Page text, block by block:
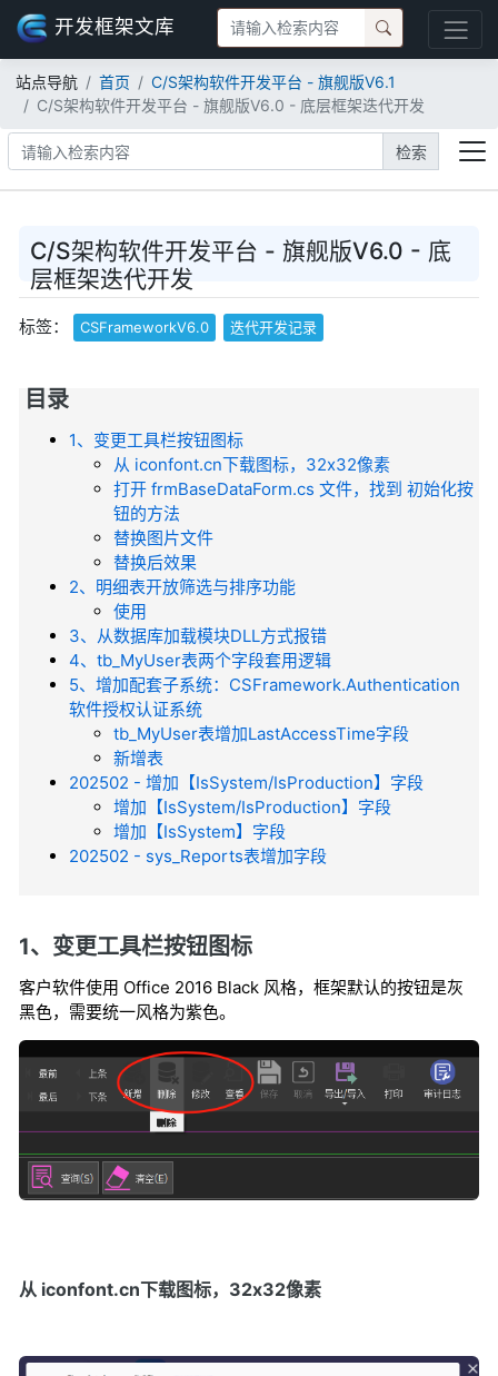
开发框架文库
站点导航 首页
C/S架构软件开发平台 - 旗舰版V6.1
C/S架构软件开发平台 - 旗舰版V6.0 - 底层框架迭代开发
检索
C/S架构软件开发平台 - 旗舰版V6.0 - 底
层框架迭代开发
标签： CSFrameworkV6.0 迭代开发记录
目录
1、变更工具栏按钮图标
从 iconfont.cn下载图标，32x32像素
打开 frmBaseDataForm.cs 文件，找到 初始化按
钮的方法
替换图片文件
替换后效果
2、明细表开放筛选与排序功能
使用
3、从数据库加载模块DLL方式报错
4、tb_MyUser表两个字段套用逻辑
5、增加配套子系统：CSFramework.Authentication
软件授权认证系统
tb_MyUser表增加LastAccessTime字段
新增表
202502 - 增加【IsSystem/IsProduction】字段
增加【IsSystem/IsProduction】字段
增加【IsSystem】字段
202502 - sys_Reports表增加字段
1、变更工具栏按钮图标
客户软件使用 Office 2016 Black 风格，框架默认的按钮是灰
黑色，需要统一风格为紫色。
从 iconfont.cn下载图标，32x32像素